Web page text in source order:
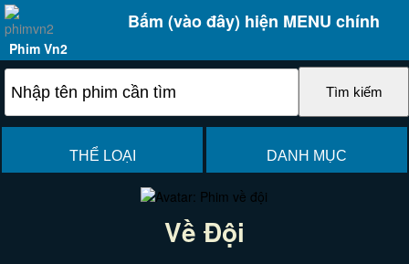
Bấm (vào đây) hiện MENU chính
Phim Vn2
THỂ LOẠI DANH MỤC
Về Đội